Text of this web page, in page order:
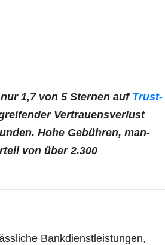
1,7 von 5 Ster­nen auf Trust­
Ver­trau­ens­ver­lust
Hohe Gebüh­ren, man­
von über 2.300
Bank­dienst­leis­tun­gen,